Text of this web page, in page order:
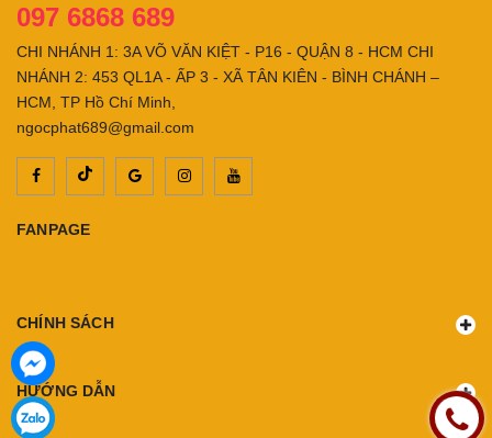
097 6868 689
CHI NHÁNH 1: 3A VÕ VĂN KIỆT - P16 - QUẬN 8 - HCM CHI
NHÁNH 2: 453 QL1A - ẤP 3 - XÃ TÂN KIÊN - BÌNH CHÁNH –
HCM, TP Hồ Chí Minh,
ngocphat689@gmail.com
FANPAGE
CHÍNH SÁCH
HƯỚNG DẪN